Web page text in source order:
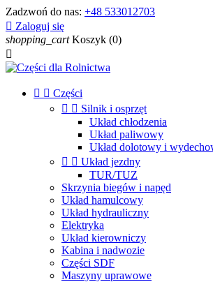
Zadzwoń do nas: +48 533012703
 Zaloguj się
shopping_cart Koszyk (0)

  Części
  Silnik i osprzęt
Układ chłodzenia
Układ paliwowy
Układ dolotowy i
  Układ jezdny
TUR/TUZ
Skrzynia biegów i napęd
Układ hamulcowy
Układ hydrauliczny
Elektryka
Układ kierowniczy
Kabina i nadwozie
Części SDF
Maszyny uprawowe